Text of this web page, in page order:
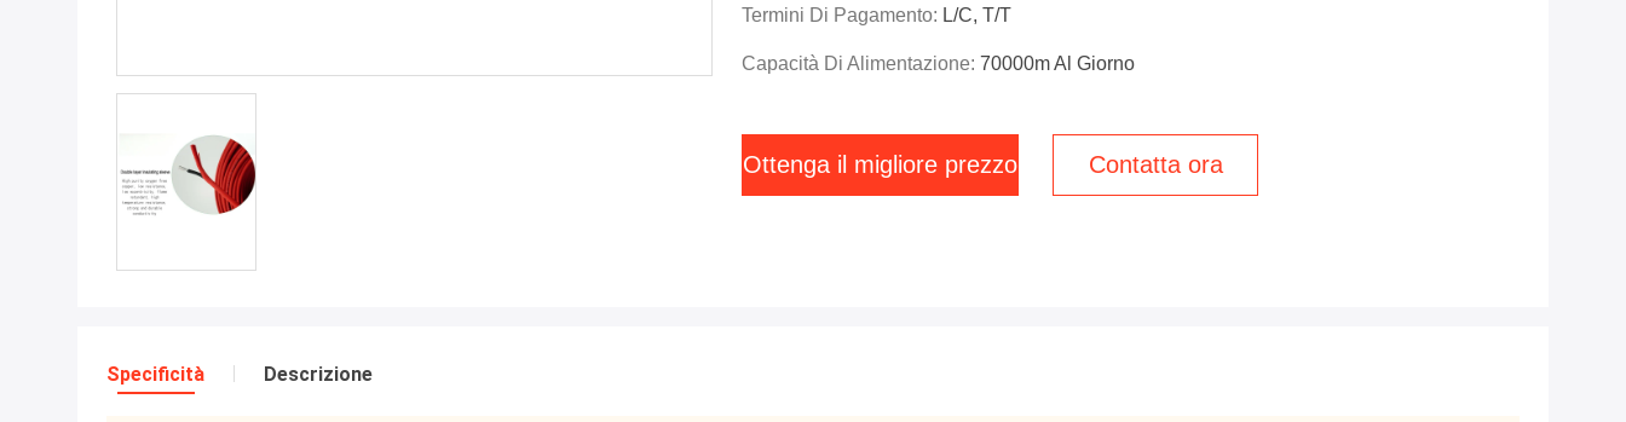
Termini Di Pagamento: L/C, T/T
Capacità Di Alimentazione: 70000m Al Giorno
Ottenga il migliore prezzo Contatta ora
Specificità Descrizione